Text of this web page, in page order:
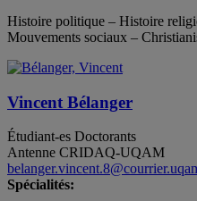
Histoire politique – Histoire
Mouvements sociaux –
Vincent Bélanger
Étudiant-es Doctorants
Antenne CRIDAQ-UQAM
Spécialités: